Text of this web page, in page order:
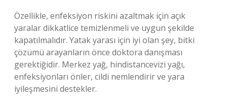
Özellikle, enfeksiyon riskini azaltmak için açık
yaralar dikkatlice temizlenmeli ve uygun şekilde
kapatılmalıdır. Yatak yarası için iyi olan şey, bitki
çözümü arayanların önce doktora danışması
gerektiğidir. Merkez yağ, hindistancevizi yağı,
enfeksiyonları önler, cildi nemlendirir ve yara
iyileşmesini destekler.